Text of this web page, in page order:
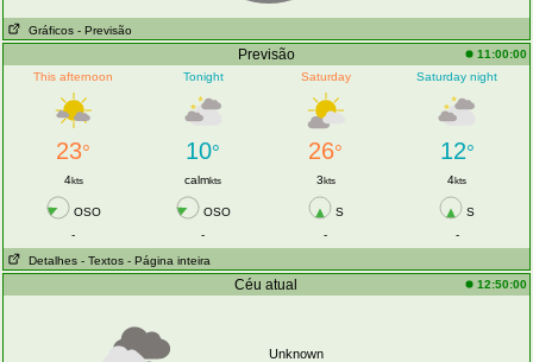
Gráficos - Previsão
Previsão
11:00:00
This afternoon
Tonight Saturday Saturday night
23° 10° 26° 12°
4kts calmkts 3kts 4kts
OSO OSO S
S
-
- -
-
Detalhes - Textos - Página inteira
Céu atual 12:50:00
Unknown